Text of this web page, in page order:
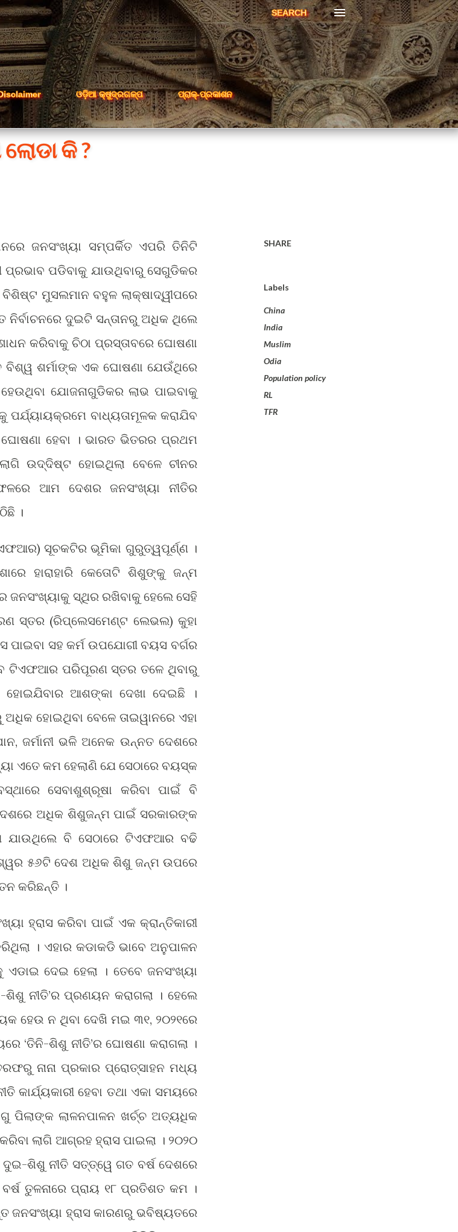
to main content SEARCH
ଓଡ଼ିଆ କ୍ଷୁଦ୍ରଗଳ୍ପ ପ୍ରାକ୍-ପ୍ରକାଶନ
ଲୋଡା କି ?
ଜନସଂଖ୍ୟା ସମ୍ପର୍କିତ ଏପରି ତିନିଟି
ପ୍ରଭାବ ପଡିବାକୁ ଯାଉଥିବାରୁ ସେଗୁଡିକର
ମୁସଲମାନ ବହୁଳ ଲାକ୍ଷାଦ୍ୱୀପରେ
ଦୁଇଟି ସନ୍ତାନରୁ ଅଧିକ ଥିଲେ
କରିବାକୁ ଚିଠା ପ୍ରସ୍ତାବରେ ଘୋଷଣା
ଶର୍ମାଙ୍କ ଏକ ଘୋଷଣା ଯେଉଁଥିରେ
ହେଉଥିବା ଯୋଜନାଗୁଡିକର ଲାଭ ପାଇବାକୁ
ପର୍ଯ୍ୟାୟକ୍ରମେ ବାଧ୍ୟତାମୂଳକ କରାଯିବ
ଘୋଷଣା ହେବା । ଭାରତ ଭିତରର ପ୍ରଥମ
ଉଦ୍ଦିଷ୍ଟ ହୋଇଥିଲା ବେଳେ ଚୀନର
ଆମ ଦେଶର ଜନସଂଖ୍ୟା ନୀତିର
।
ସୂଚକଟିର ଭୂମିକା ଗୁରୁତ୍ୱପୂର୍ଣ୍ଣ ।
ହାରାହାରି କେତୋଟି ଶିଶୁଙ୍କୁ ଜନ୍ମ
ଜନସଂଖ୍ୟାକୁ ସ୍ଥିର ରଖିବାକୁ ହେଲେ ସେହି
ସ୍ତର (ରିପ୍ଲେସମେଣ୍ଟ ଲେଭଲ) କୁହା
ପାଇବା ସହ କର୍ମ ଉପଯୋଗୀ ବୟସ ବର୍ଗର
ଟିଏଫଆର ପରିପୂରଣ ସ୍ତର ତଳେ ଥିବାରୁ
ଆଶଙ୍କା ଦେଖା ଦେଇଛି ।
ହୋଇଥିବା ବେଳେ ତାଇୱାନରେ ଏହା
ଜର୍ମାନୀ ଭଳି ଅନେକ ଉନ୍ନତ ଦେଶରେ
ଏତେ କମ ହେଲାଣି ଯେ ସେଠାରେ ବୟସ୍କ
ସେବାଶୁଶ୍ରୂଷା କରିବା ପାଇଁ ବି
ଅଧିକ ଶିଶୁଜନ୍ମ ପାଇଁ ସରକାରଙ୍କ
ଯାଉଥିଲେ ବି ସେଠାରେ ଟିଏଫଆର ବଢି
୫୬ଟି ଦେଶ ଅଧିକ ଶିଶୁ ଜନ୍ମ ଉପରେ
କରିଛନ୍ତି ।
ହ୍ରାସ କରିବା ପାଇଁ ଏକ କ୍ରାନ୍ତିକାରୀ
। ଏହାର କଡାକଡି ଭାବେ ଅନୁପାଳନ
ଦେଇ ହେଲା । ତେବେ ଜନସଂଖ୍ୟା
ନୀତି’ର ପ୍ରଣୟନ କରାଗଲା । ହେଲେ
ହେଉ ନ ଥିବା ଦେଖି ମଇ ୩୧, ୨୦୨୧ରେ
‘ତିନି-ଶିଶୁ ନୀତି’ର ଘୋଷଣା କରାଗଲା ।
ନାନା ପ୍ରକାର ପ୍ରୋତ୍ସାହନ ମଧ୍ୟ
କାର୍ଯ୍ୟକାରୀ ହେବା ତଥା ଏକା ସମୟରେ
ପିଲାଙ୍କ ଲାଳନପାଳନ ଖର୍ଚ୍ଚ ଅତ୍ୟଧିକ
ଲାଗି ଆଗ୍ରହ ହ୍ରାସ ପାଇଲା । ୨୦୨୦
ଶିଶୁ ନୀତି ସତ୍ତ୍ୱେ ଗତ ବର୍ଷ ଦେଶରେ
ତୁଳନାରେ ପ୍ରାୟ ୧୮ ପ୍ରତିଶତ କମ ।
ଜନସଂଖ୍ୟା ହ୍ରାସ କାରଣରୁ ଭବିଷ୍ୟତରେ
SHARE
Labels
China
India
Muslim
Odia
Population policy
RL
TFR